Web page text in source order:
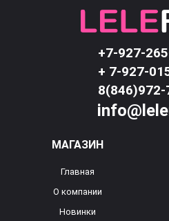
+7-927-
+ 7-927-
8(846)972-
МАГАЗИН
Главная
О компании
Новинки